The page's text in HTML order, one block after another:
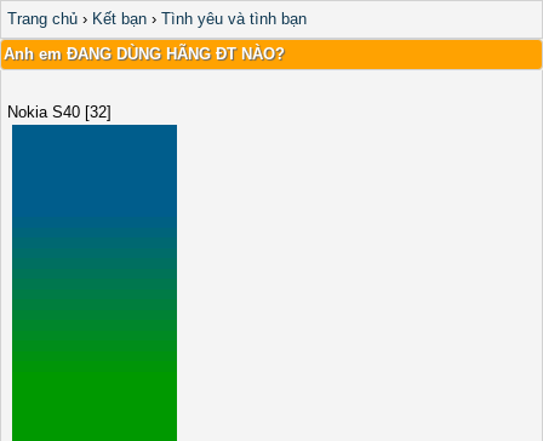
Trang chủ › Kết bạn › Tình yêu và tình bạn
Anh em ÐANG DÙNG HÃNG ÐT NÀO?
Nokia S40 [32]